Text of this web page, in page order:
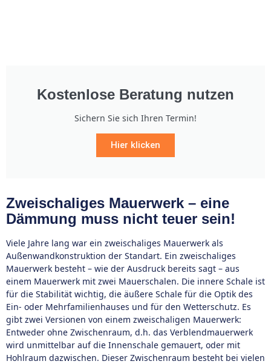
Kostenlose Beratung nutzen
Sichern Sie sich Ihren Termin!
Hier klicken
Zweischaliges Mauerwerk – eine
Dämmung muss nicht teuer sein!
Viele Jahre lang war ein zweischaliges Mauerwerk als
Außenwandkonstruktion der Standart. Ein zweischaliges
Mauerwerk besteht – wie der Ausdruck bereits sagt – aus
einem Mauerwerk mit zwei Mauerschalen. Die innere Schale ist
für die Stabilität wichtig, die äußere Schale für die Optik des
Ein- oder Mehrfamilienhauses und für den Wetterschutz. Es
gibt zwei Versionen von einem zweischaligen Mauerwerk:
Entweder ohne Zwischenraum, d.h. das Verblendmauerwerk
wird unmittelbar auf die Innenschale gemauert, oder mit
Hohlraum dazwischen. Dieser Zwischenraum besteht bei vielen